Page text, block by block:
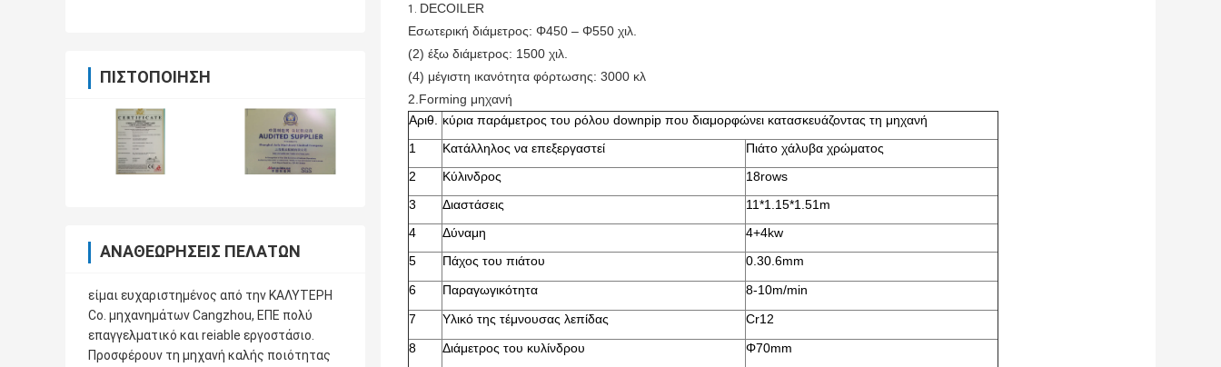
ΠΙΣΤΟΠΟΊΗΣΗ
ΑΝΑΘΕΩΡΉΣΕΙΣ ΠΕΛΑΤΏΝ
είμαι ευχαριστημένος από την ΚΑΛΥΤΕΡΗ
Co. μηχανημάτων Cangzhou, ΕΠΕ πολύ
επαγγελματικό και reiable εργοστάσιο.
Προσφέρουν τη μηχανή καλής ποιότητας
1. DECOILER
Εσωτερική διάμετρος: Φ450 – Φ550 χιλ.
(2) έξω διάμετρος: 1500 χιλ.
(4) μέγιστη ικανότητα φόρτωσης: 3000 κλ
2.Forming μηχανή
Αριθ. κύρια παράμετρος του ρόλου downpip που διαμορφώνει κατασκευάζοντας τη μηχανή
1
Κατάλληλος να επεξεργαστεί
Πιάτο χάλυβα χρώματος
2
Κύλινδρος
18rows
3
Διαστάσεις
11*1.15*1.51m
4
Δύναμη
4+4kw
5
Πάχος του πιάτου
0.30.6mm
6
Παραγωγικότητα
8-10m/min
7
Υλικό της τέμνουσας λεπίδας
Cr12
8
Διάμετρος του κυλίνδρου
Φ70mm